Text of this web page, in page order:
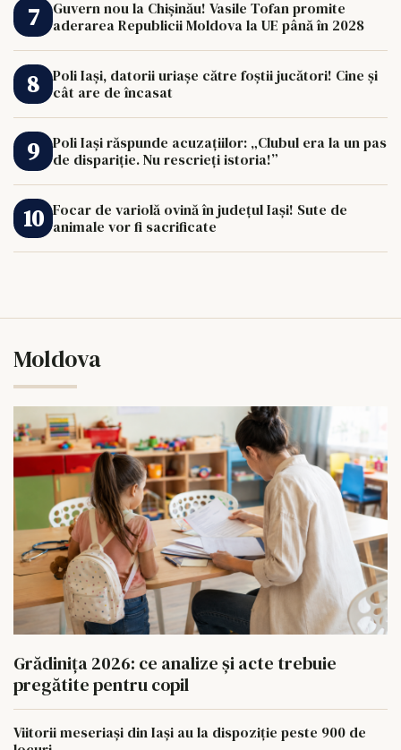
Guvern nou la Chișinău! Vasile Tofan promite
aderarea Republicii Moldova la UE până în 2028
Poli Iași, datorii uriașe către foștii jucători! Cine și
cât are de încasat
Poli Iași răspunde acuzațiilor: „Clubul era la un pas
de dispariție. Nu rescrieți istoria!”
Focar de variolă ovină în județul Iași! Sute de
animale vor fi sacrificate
Moldova
Grădinița 2026: ce analize și acte trebuie
pregătite pentru copil
Viitorii meseriași din Iași au la dispoziție peste 900 de